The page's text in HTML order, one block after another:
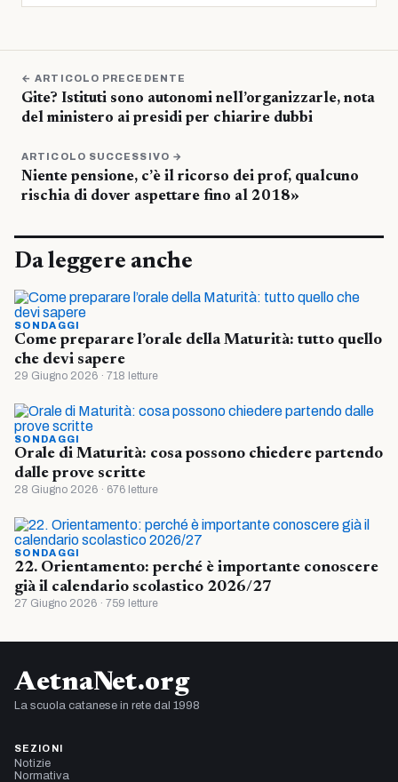
← ARTICOLO PRECEDENTE
Gite? Istituti sono autonomi nell’organizzarle, nota
del ministero ai presidi per chiarire dubbi
ARTICOLO SUCCESSIVO →
Niente pensione, c’è il ricorso dei prof, qualcuno
rischia di dover aspettare fino al 2018»
Da leggere anche
SONDAGGI
Come preparare l’orale della Maturità: tutto quello
che devi sapere
29 Giugno 2026 · 718 letture
SONDAGGI
Orale di Maturità: cosa possono chiedere partendo
dalle prove scritte
28 Giugno 2026 · 676 letture
SONDAGGI
22. Orientamento: perché è importante conoscere
già il calendario scolastico 2026/27
27 Giugno 2026 · 759 letture
AetnaNet.org
La scuola catanese in rete dal 1998
SEZIONI
Notizie
Normativa